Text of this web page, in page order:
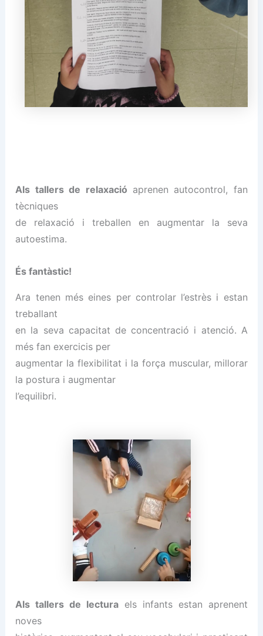
Als tallers de relaxació aprenen autocontrol, fan
tècniques
de relaxació i treballen en augmentar la seva
autoestima.
És fantàstic!
Ara tenen més eines per controlar l’estrès i estan
treballant
en la seva capacitat de concentració i atenció. A
més fan exercicis per
augmentar la flexibilitat i la força muscular, millorar
la postura i augmentar
l’equilibri.
Als tallers de lectura els infants estan aprenent
noves